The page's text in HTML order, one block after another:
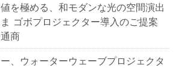
を極める、和モダンな光の空間演出
ゴボプロジェクター導入のご提案
商
、ウォーターウェーブプロジェクタ